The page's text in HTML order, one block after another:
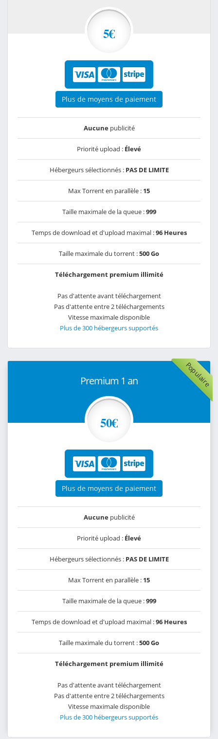
5€
Plus de moyens de paiement
Aucunepublicité
Priorité upload : Élevé
Hébergeurs sélectionnés : PAS DE LIMITE
Max Torrent en parallèle : 15
Taille maximale de la queue :999
Temps de download et d'upload maximal :96 Heures
Taille maximale du torrent :500 Go
Téléchargement premium illimité
Pas d'attente avant téléchargement
Pas d'attente entre 2 téléchargements
Vitesse maximale disponible
Plus de 300 hébergeurs supportés
Populaire
Premium 1 an
50€
Plus de moyens de paiement
Aucunepublicité
Priorité upload : Élevé
Hébergeurs sélectionnés : PAS DE LIMITE
Max Torrent en parallèle : 15
Taille maximale de la queue :999
Temps de download et d'upload maximal :96 Heures
Taille maximale du torrent :500 Go
Téléchargement premium illimité
Pas d'attente avant téléchargement
Pas d'attente entre 2 téléchargements
Vitesse maximale disponible
Plus de 300 hébergeurs supportés